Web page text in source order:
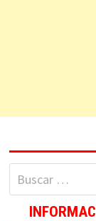
Buscar: